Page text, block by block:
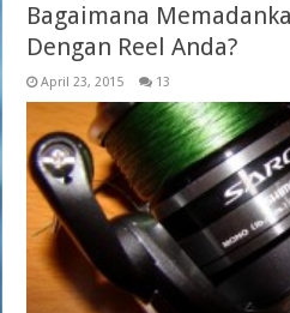
Bagaimana
Dengan Reel Anda?
April 23, 2015 13